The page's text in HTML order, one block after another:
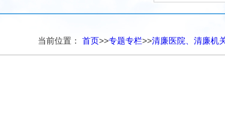
当前位置： 首页>>专题专栏>>清廉医院、清廉机